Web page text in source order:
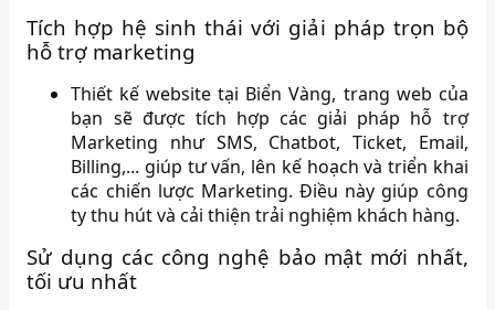
Tích hợp hệ sinh thái với giải pháp trọn bộ
hỗ trợ marketing
Thiết kế website tại Biển Vàng, trang web của
bạn sẽ được tích hợp các giải pháp hỗ trợ
Marketing như SMS, Chatbot, Ticket, Email,
Billing,... giúp tư vấn, lên kế hoạch và triển khai
các chiến lược Marketing. Điều này giúp công
ty thu hút và cải thiện trải nghiệm khách hàng.
Sử dụng các công nghệ bảo mật mới nhất,
tối ưu nhất